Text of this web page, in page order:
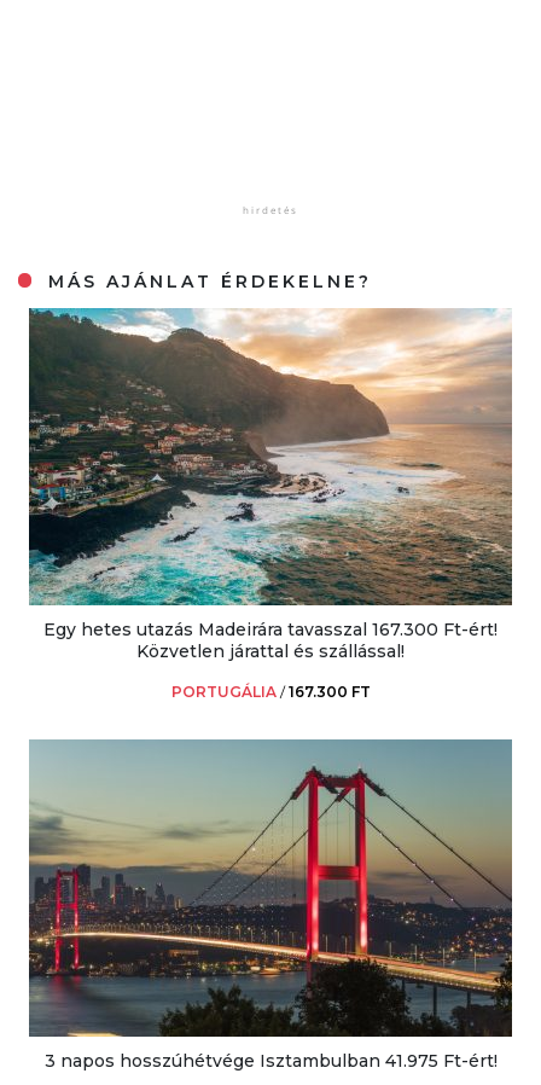
MÁS AJÁNLAT ÉRDEKELNE?
Egy hetes utazás Madeirára tavasszal 167.300 Ft-ért!
Közvetlen járattal és szállással!
PORTUGÁLIA /167.300 FT
3 napos hosszúhétvége Isztambulban 41.975 Ft-ért!